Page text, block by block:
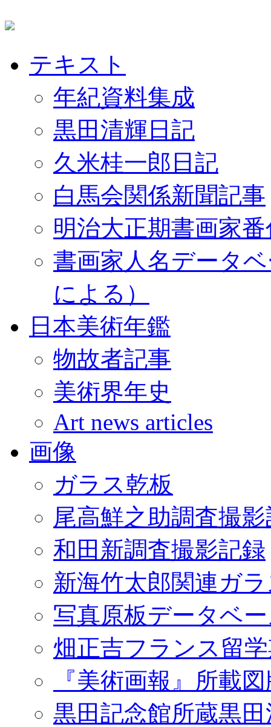
テキスト
年紀資料集成
黒田清輝日記
久米桂一郎日記
白馬会関係新聞記事
明治大正期書画家
書画家人名データ
による）
日本美術年鑑
物故者記事
美術界年史
Art news articles
画像
ガラス乾板
尾高鮮之助調査撮
和田新調査撮影記録
新海竹太郎関連ガ
写真原板データベ
畑正吉フランス留
『美術画報』所載
黒田記念館所蔵黒